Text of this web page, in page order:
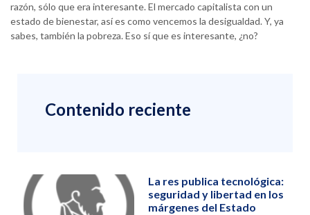
razón, sólo que era interesante. El mercado capitalista con un
estado de bienestar, así es como vencemos la desigualdad. Y, ya
sabes, también la pobreza. Eso sí que es interesante, ¿no?
Contenido reciente
La res publica tecnológica:
seguridad y libertad en los
márgenes del Estado